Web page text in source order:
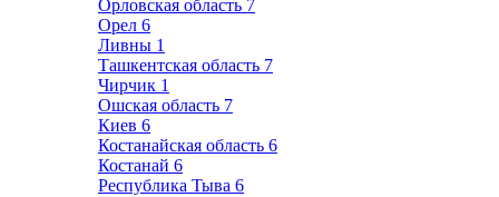
Орловская область 7
Орел 6
Ливны 1
Ташкентская область 7
Чирчик 1
Ошская область 7
Киев 6
Костанайская область 6
Костанай 6
Республика Тыва 6